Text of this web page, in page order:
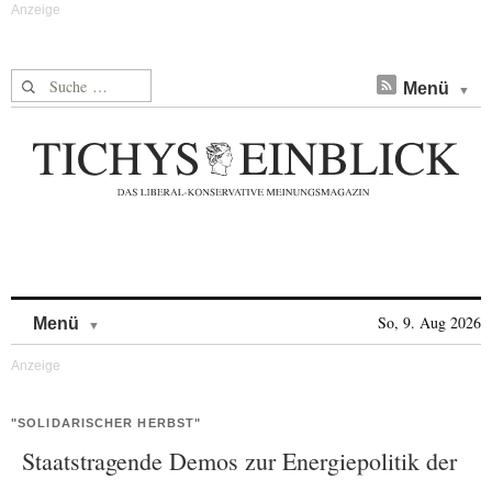
Suche nach: Menü
Menü So, 9. Aug 2026
"SOLIDARISCHER HERBST"
Staatstragende Demos zur Energiepolitik der